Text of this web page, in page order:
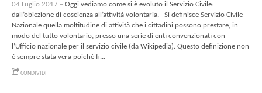
04 Luglio 2017 – Oggi vediamo come si è evoluto il Servizio Civile:
dall’obiezione di coscienza all’attività volontaria. Si definisce Servizio Civile
Nazionale quella moltitudine di attività che i cittadini possono prestare, in
modo del tutto volontario, presso una serie di enti convenzionati con
l’Ufficio nazionale per il servizio civile (da Wikipedia). Questo definizione non
è sempre stata vera poiché fi...
CONDIVIDI